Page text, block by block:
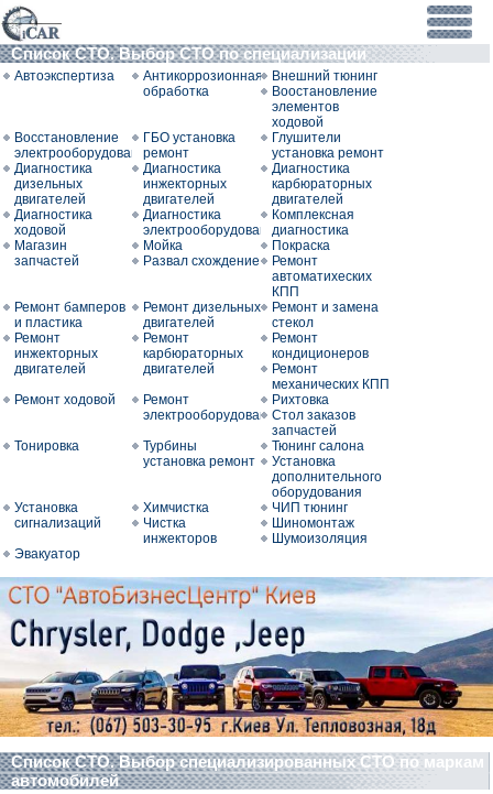
Список СТО. Выбор СТО по специализации
Автоэкспертиза
Антикоррозионная
обработка
Внешний тюнинг
Воостановление
элементов
ходовой
Восстановление
электрооборудования
ГБО установка
ремонт
Глушители
установка ремонт
Диагностика
дизельных
двигателей
Диагностика
инжекторных
двигателей
Диагностика
карбюраторных
двигателей
Диагностика
ходовой
Диагностика
электрооборудования
Комплексная
диагностика
Магазин
запчастей
Мойка
Покраска
Развал схождение
Ремонт
автоматихеских
КПП
Ремонт бамперов
и пластика
Ремонт дизельных
двигателей
Ремонт и замена
стекол
Ремонт
инжекторных
двигателей
Ремонт
карбюраторных
двигателей
Ремонт
кондиционеров
Ремонт
механических КПП
Ремонт ходовой
Ремонт
электрооборудования
Рихтовка
Стол заказов
запчастей
Тонировка
Турбины
установка ремонт
Тюнинг салона
Установка
дополнительного
оборудования
Установка
сигнализаций
Химчистка
ЧИП тюнинг
Чистка
инжекторов
Шиномонтаж
Шумоизоляция
Эвакуатор
Список СТО. Выбор специализированных СТО по маркам
автомобилей